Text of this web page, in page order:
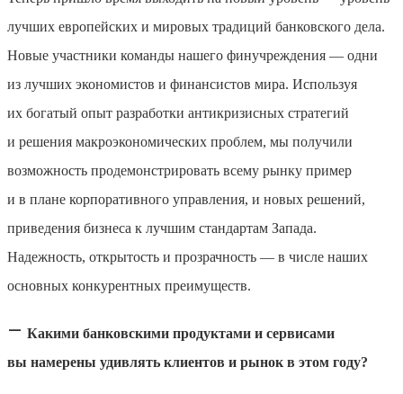
лучших европейских и мировых традиций банковского дела.
Новые участники команды нашего финучреждения — одни
из лучших экономистов и финансистов мира. Используя
их богатый опыт разработки антикризисных стратегий
и решения макроэкономических проблем, мы получили
возможность продемонстрировать всему рынку пример
и в плане корпоративного управления, и новых решений,
приведения бизнеса к лучшим стандартам Запада.
Надежность, открытость и прозрачность — в числе наших
основных конкурентных преимуществ.
— Какими банковскими продуктами и сервисами
вы намерены удивлять клиентов и рынок в этом году?